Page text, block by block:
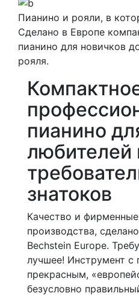
Пианино и рояли, в
Сделано в Европе
пианино для новичков
рояля.
пианино
любителей
знатоков
Качество и
производства,
Bechstein Europe.
лучшее! Инструмент с
прекрасным,
безусловно